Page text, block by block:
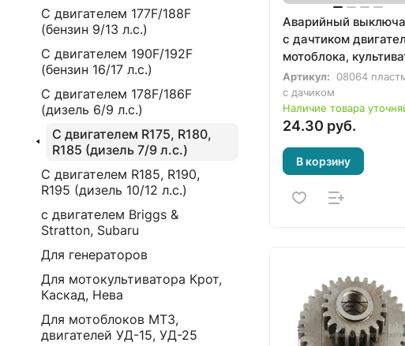
Аварийный
с дачтиком
мотоблока,
(1670000-0018)
Артикул:
08064
с дачиком
Наличие товара
24.30 руб.
В корзину
С двигателем 177F/188F
(бензин 9/13 л.с.)
С двигателем 190F/192F
(бензин 16/17 л.с.)
С двигателем 178F/186F
(дизель 6/9 л.с.)
С двигателем R175, R180,
R185 (дизель 7/9 л.с.)
С двигателем R185, R190,
R195 (дизель 10/12 л.с.)
с двигателем Briggs &
Stratton, Subaru
Для генераторов
Для мотокультиватора Крот,
Каскад, Нева
Для мотоблоков МТЗ,
двигателей УД-15, УД-25